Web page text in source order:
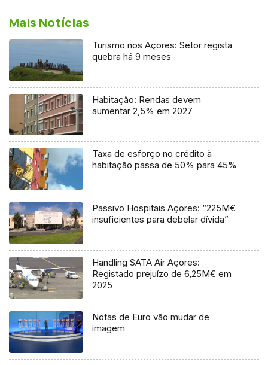
Mais Notícias
Turismo nos Açores: Setor regista
quebra há 9 meses
Habitação: Rendas devem
aumentar 2,5% em 2027
Taxa de esforço no crédito à
habitação passa de 50% para 45%
Passivo Hospitais Açores: “225M€
insuficientes para debelar dívida”
Handling SATA Air Açores:
Registado prejuízo de 6,25M€ em
2025
Notas de Euro vão mudar de
imagem